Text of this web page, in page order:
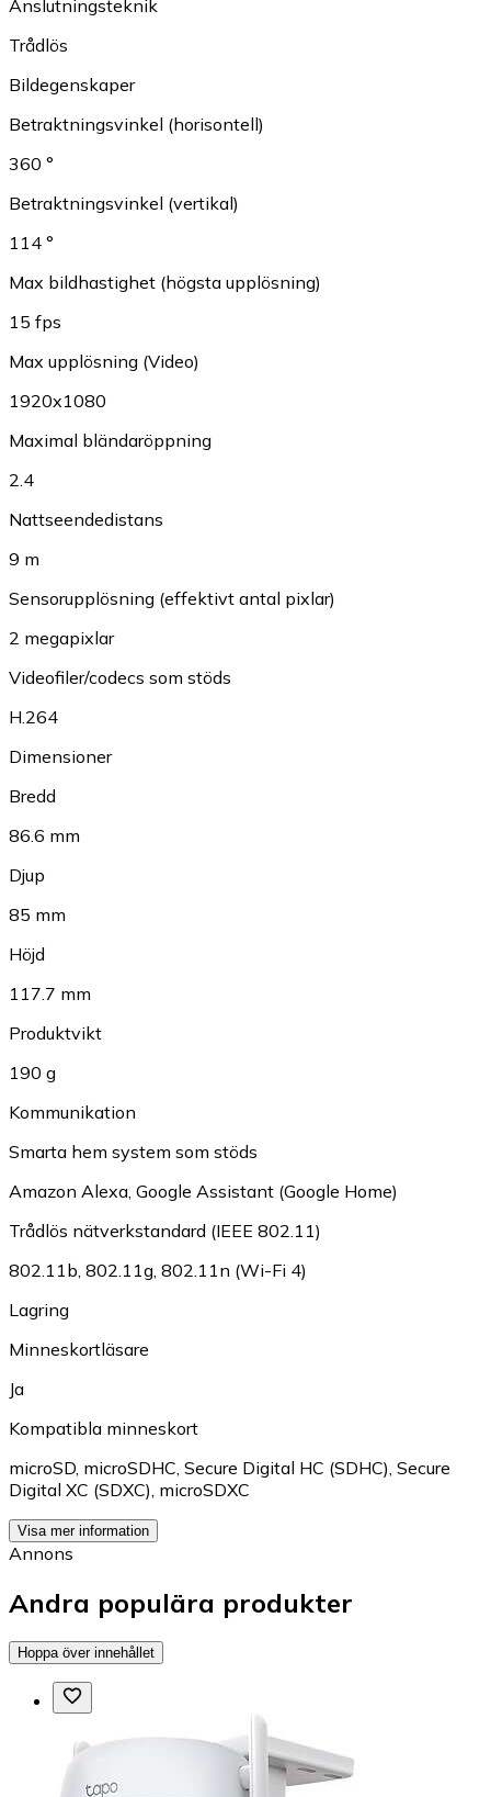
Anslutningsteknik
Trådlös
Bildegenskaper
Betraktningsvinkel (horisontell)
360 °
Betraktningsvinkel (vertikal)
114 °
Max bildhastighet (högsta upplösning)
15 fps
Max upplösning (Video)
1920x1080
Maximal bländaröppning
2.4
Nattseendedistans
9 m
Sensorupplösning (effektivt antal pixlar)
2 megapixlar
Videofiler/codecs som stöds
H.264
Dimensioner
Bredd
86.6 mm
Djup
85 mm
Höjd
117.7 mm
Produktvikt
190 g
Kommunikation
Smarta hem system som stöds
Amazon Alexa Google Assistant (Google Home)
Trådlös nätverkstandard (IEEE 802.11)
802.11b 802.11g 802.11n (Wi-Fi 4)
Lagring
Minneskortläsare
Ja
Kompatibla minneskort
microSD microSDHC Secure Digital HC (SDHC) Secure
Digital XC (SDXC) microSDXC
Visa mer information
Annons
Andra populära produkter
Hoppa över innehållet